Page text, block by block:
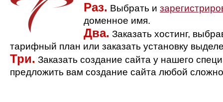
Раз. Выбрать и
доменное имя.
Два. Заказать хостинг,
тарифный план или заказать установку
Три. Заказать создание сайта у нашего
предложить вам создание сайта любой